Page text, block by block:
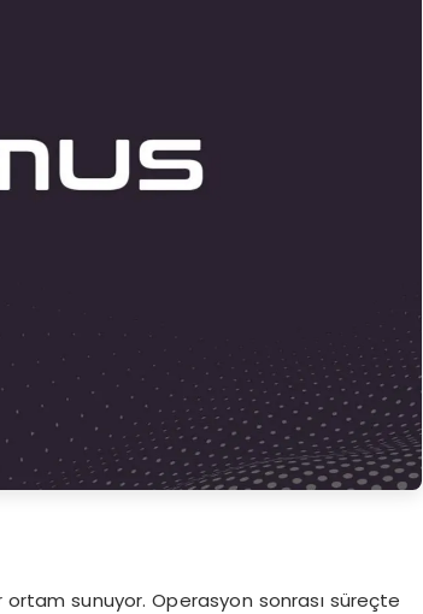
sunuyor. Operasyon sonrası süreçte